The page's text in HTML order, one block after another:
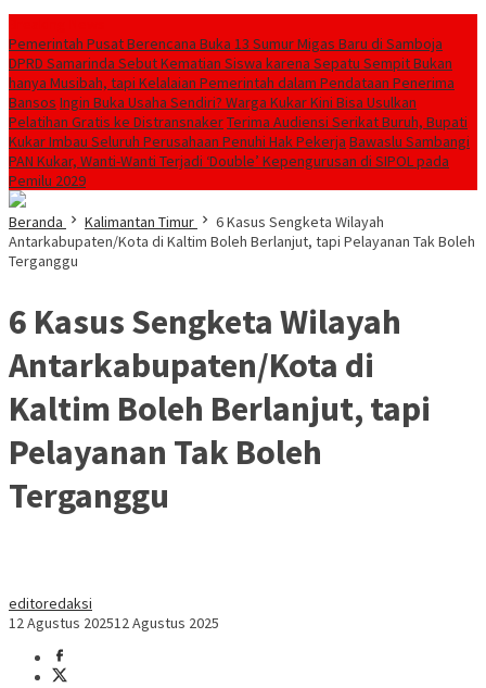
Pemerintah Pusat Berencana Buka 13 Sumur Migas Baru di Samboja
DPRD Samarinda Sebut Kematian Siswa karena Sepatu Sempit Bukan
hanya Musibah, tapi Kelalaian Pemerintah dalam Pendataan Penerima
Bansos Ingin Buka Usaha Sendiri? Warga Kukar Kini Bisa Usulkan
Pelatihan Gratis ke DistransnakerTerima Audiensi Serikat Buruh, Bupati
Kukar Imbau Seluruh Perusahaan Penuhi Hak Pekerja Bawaslu Sambangi
PAN Kukar, Wanti-Wanti Terjadi ‘Double’ Kepengurusan di SIPOL pada
Pemilu 2029
Beranda Kalimantan Timur
6 Kasus Sengketa Wilayah
Antarkabupaten/Kota di Kaltim Boleh Berlanjut, tapi Pelayanan Tak Boleh
Terganggu
6 Kasus Sengketa Wilayah
Antarkabupaten/Kota di
Kaltim Boleh Berlanjut, tapi
Pelayanan Tak Boleh
Terganggu
editoredaksi
12 Agustus 202512 Agustus 2025